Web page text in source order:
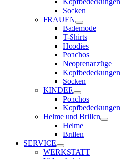
Socken
FRAUEN
Bademode
T-Shirts
Hoodies
Ponchos
Neoprenanzüge
Kopfbedeckungen
Socken
KINDER
Ponchos
Kopfbedeckungen
Helme und Brillen
Helme
Brillen
SERVICE
WERKSTATT